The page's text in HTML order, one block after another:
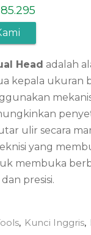
Head adalah
kepala ukuran
ulir secara
yang
membuka
presisi.
, Kunci Inggris,